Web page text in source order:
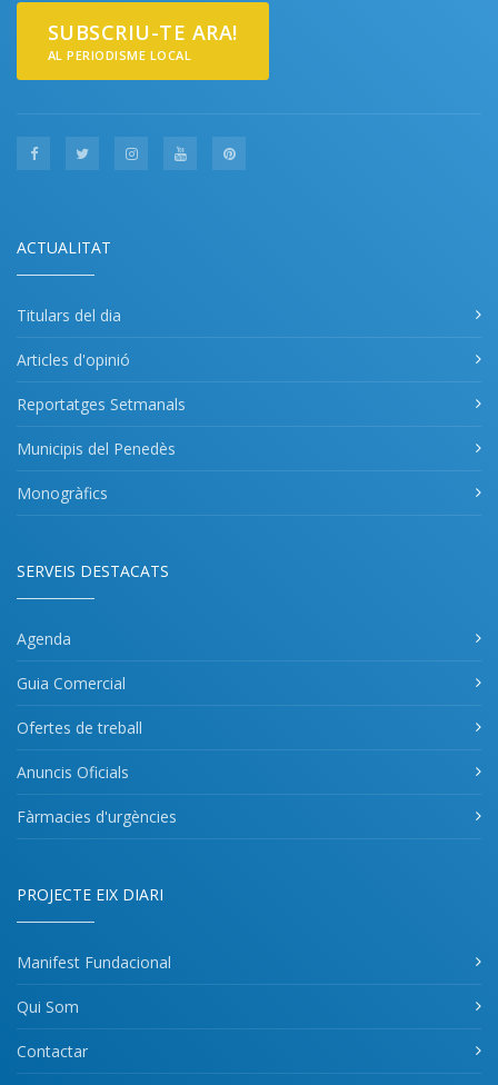
SUBSCRIU-TE ARA!
AL PERIODISME LOCAL
ACTUALITAT
Titulars del dia
Articles d'opinió
Reportatges Setmanals
Municipis del Penedès
Monogràfics
SERVEIS DESTACATS
Agenda
Guia Comercial
Ofertes de treball
Anuncis Oficials
Fàrmacies d'urgències
PROJECTE EIX DIARI
Manifest Fundacional
Qui Som
Contactar